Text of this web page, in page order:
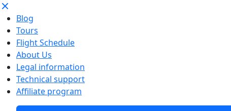
Blog
Tours
Flight Schedule
About Us
Legal information
Technical support
Affiliate program